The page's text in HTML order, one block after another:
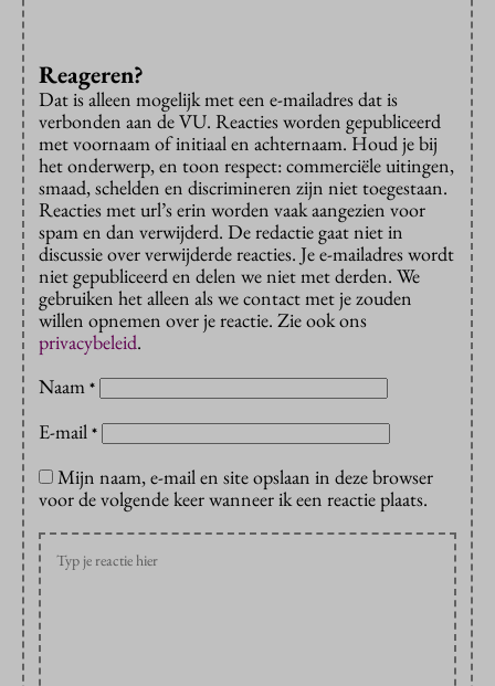
Reageren?
Dat is alleen mogelijk met een e-mailadres dat is
verbonden aan de VU. Reacties worden gepubliceerd
met voornaam of initiaal en achternaam. Houd je bij
het onderwerp, en toon respect: commerciële uitingen,
smaad, schelden en discrimineren zijn niet toegestaan.
Reacties met url’s erin worden vaak aangezien voor
spam en dan verwijderd. De redactie gaat niet in
discussie over verwijderde reacties. Je e-mailadres wordt
niet gepubliceerd en delen we niet met derden. We
gebruiken het alleen als we contact met je zouden
willen opnemen over je reactie. Zie ook ons
privacybeleid.
Naam *
E-mail *
Mijn naam, e-mail en site opslaan in deze browser
voor de volgende keer wanneer ik een reactie plaats.